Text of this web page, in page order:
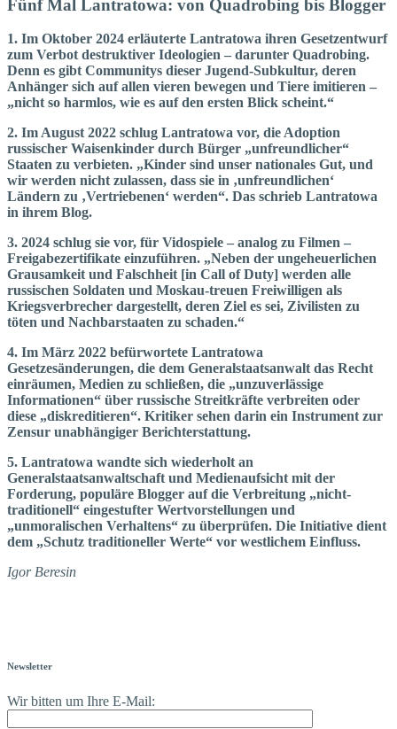
Fünf Mal Lantratowa: von Quadrobing bis Blogger
1. Im Oktober 2024 erläuterte Lantratowa ihren Gesetzentwurf
zum Verbot destruktiver Ideologien – darunter Quadrobing.
Denn es gibt Communitys dieser Jugend-Subkultur, deren
Anhänger sich auf allen vieren bewegen und Tiere imitieren –
„nicht so harmlos, wie es auf den ersten Blick scheint.“
2. Im August 2022 schlug Lantratowa vor, die Adoption
russischer Waisenkinder durch Bürger „unfreundlicher“
Staaten zu verbieten. „Kinder sind unser nationales Gut, und
wir werden nicht zulassen, dass sie in ‚unfreundlichen‘
Ländern zu ‚Vertriebenen‘ werden“. Das schrieb Lantratowa
in ihrem Blog.
3. 2024 schlug sie vor, für Vido­spiele – analog zu Filmen –
Freigabezertifikate einzuführen. „Neben der ungeheuerlichen
Grausamkeit und Falschheit [in Call of Duty] werden alle
russischen Soldaten und Moskau-treuen Freiwilligen als
Kriegsverbrecher dargestellt, deren Ziel es sei, Zivilisten zu
töten und Nachbarstaaten zu schaden.“
4. Im März 2022 befürwortete Lantratowa
Gesetzesänderungen, die dem Generalstaatsanwalt das Recht
einräumen, Medien zu schließen, die „unzuverlässige
Informationen“ über russische Streitkräfte verbreiten oder
diese „diskreditieren“. Kritiker sehen darin ein Instrument zur
Zensur unabhängiger Berichterstattung.
5. Lantratowa wandte sich wiederholt an
Generalstaatsanwaltschaft und Medienaufsicht mit der
Forderung, populäre Blogger auf die Verbreitung „nicht-
traditionell“ eingestufter Wertvorstellungen und
„unmoralischen Verhaltens“ zu überprüfen. Die Initiative dient
dem „Schutz traditioneller Werte“ vor westlichem Einfluss.
Igor Beresin
Newsletter
Wir bitten um Ihre E-Mail: